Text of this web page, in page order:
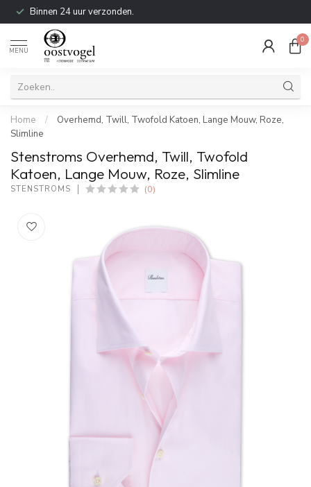
Binnen 24 uur verzonden.
MENU
0
Home /
Overhemd, Twill, Twofold Katoen, Lange Mouw, Roze,
Slimline
Stenstroms Overhemd, Twill, Twofold
Katoen, Lange Mouw, Roze, Slimline
STENSTROMS (0)